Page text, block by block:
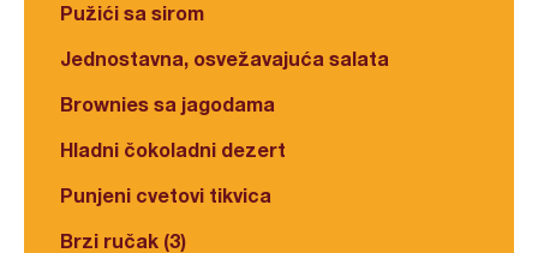
Pužići sa sirom
Jednostavna, osvežavajuća salata
Brownies sa jagodama
Hladni čokoladni dezert
Punjeni cvetovi tikvica
Brzi ručak (3)